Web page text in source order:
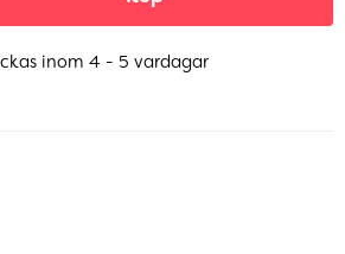
inom 4 - 5 vardagar